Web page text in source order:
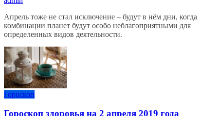
Апрель тоже не стал исключение – будут в нём дни, когда
комбинации планет будут особо неблагоприятными для
определенных видов деятельности.
Гороскоп
Гороскоп здоровья на 2 апреля 2019 года